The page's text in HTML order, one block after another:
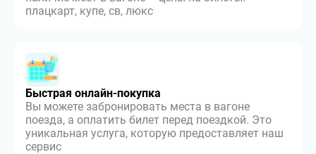
плацкарт, купе, св, люкс
Быстрая онлайн-покупка
Вы можете забронировать места в вагоне
поезда, а оплатить билет перед поездкой. Это
уникальная услуга, которую предоставляет наш
сервис